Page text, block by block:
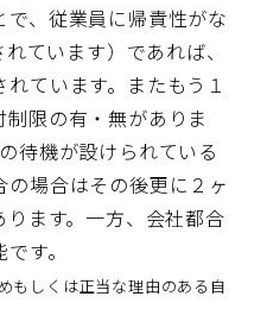
で、従業員に帰責性がな
ています）であれば、
ています。またもう１
限の有・無がありま
待機が設けられている
場合はその後更に２ヶ
ります。一方、会社都合
す。
もしくは正当な理由のある自